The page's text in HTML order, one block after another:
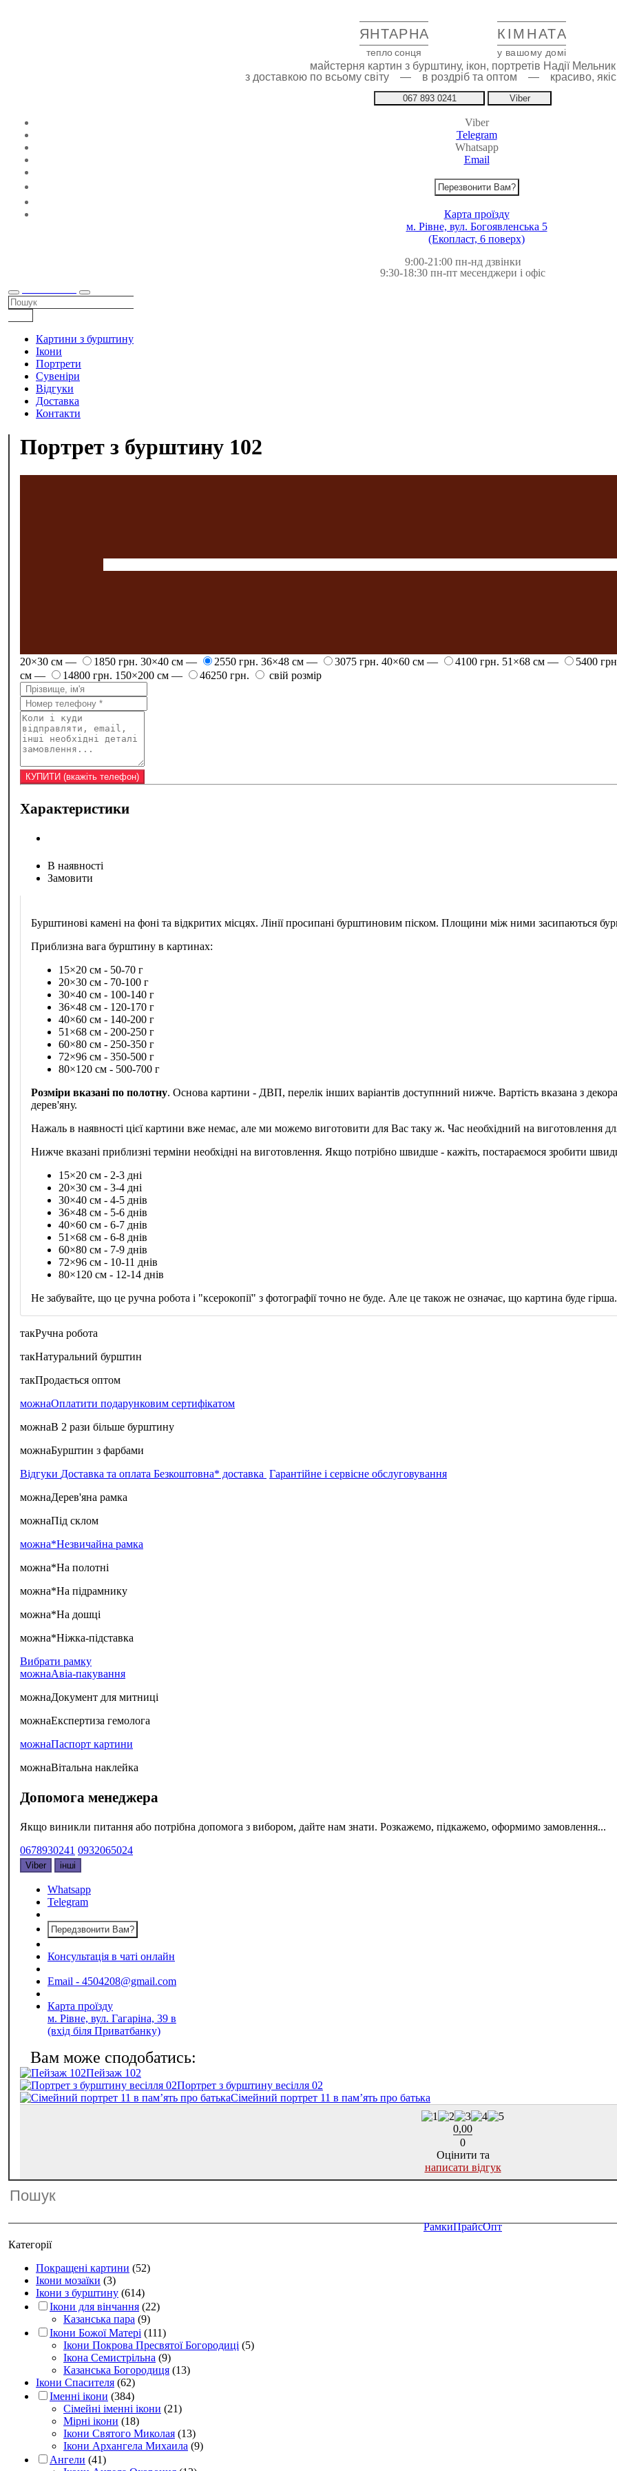
ЯНТАРНА КІМНАТА
тепло сонця у вашому домі
майстерня картин з бурштину, ікон, портретів Надії Мельник
з доставкою по всьому світу — в роздріб та оптом — красиво,
067 893 0241 Viber
Viber
Telegram
Whatsapp
Email
Перезвонити Вам?
Карта проїзду
м. Рівне, вул. Богоявленська 5
(Екопласт, 6 поверх)
9:00-21:00 пн-нд дзвінки
9:30-18:30 пн-пт месенджери і офіс
Картини з бурштину
Ікони
Портрети
Сувеніри
Відгуки
Доставка
Контакти
Портрет з бурштину 102
20×30 см — 1850 грн. 30×40 см — 2550 грн. 36×48 см — 3075 грн. 40×60 см — 4100 грн. 51×68 см —
5400
см —
14800 грн. 150×200 см — 46250 грн. свій розмір
Характеристики
В наявності
Замовити
Бурштинові камені на фоні та відкритих місцях. Лінії просипані бурштиновим піском. Площини між ними засипаються
Приблизна вага бурштину в картинах:
15×20 см - 50-70 г
20×30 см - 70-100 г
30×40 см - 100-140 г
36×48 см - 120-170 г
40×60 см - 140-200 г
51×68 см - 200-250 г
60×80 см - 250-350 г
72×96 см - 350-500 г
80×120 см - 500-700 г
Розміри вказані по полотну. Основа картини - ДВП, перелік інших варіантів доступнний нижче. Вартість вказана з
дерев'яну.
Нажаль в наявності цієї картини вже немає, але ми можемо виготовити для Вас таку ж. Час необхідний на виготовлення
Нижче вказані приблизні терміни необхідні на виготовлення. Якщо потрібно швидше - кажіть, постараємося зробити
15×20 см - 2-3 дні
20×30 см - 3-4 дні
30×40 см - 4-5 днів
36×48 см - 5-6 днів
40×60 см - 6-7 днів
51×68 см - 6-8 днів
60×80 см - 7-9 днів
72×96 см - 10-11 днів
80×120 см - 12-14 днів
Не забувайте, що це ручна робота і "ксерокопії" з фотографії точно не буде. Але це також не означає, що картина буде
такРучна робота
такНатуральний бурштин
такПродається оптом
можнаОплатити подарунковим сертифікатом
можнаВ 2 рази більше бурштину
можнаБурштин з фарбами
Відгуки Доставка та оплата Безкоштовна* доставка Гарантійне і сервісне обслуговування
можнаДерев'яна рамка
можнаПід склом
можна*Незвичайна рамка
можна*На полотні
можна*На підрамнику
можна*На дошці
можна*Ніжка-підставка
Вибрати рамку
можнаАвіа-пакування
можнаДокумент для митниці
можнаЕкспертиза гемолога
можнаПаспорт картини
можнаВітальна наклейка
Допомога менеджера
Якщо виникли питання або потрібна допомога з вибором, дайте нам знати. Розкажемо, підкажемо, оформимо замовлення...
0678930241 0932065024
Viber інші
Whatsapp
Telegram
Передзвонити Вам?
Консультація в чаті онлайн
Email - 4504208@gmail.com
Карта проїзду
м. Рівне, вул. Гагаріна, 39 в
(вхід біля Приватбанку)
Пейзаж 102
Портрет з бурштину весілля 02
Сімейний портрет 11 в пам’ять про батька
0,00
0
Оцінити та
написати відгук
РамкиПрайсОпт
Категорії
Покращені картини (52)
Ікони мозаїки (3)
Ікони з бурштину (614)
Ікони для вінчання (22)
Казанська пара (9)
Ікони Божої Матері (111)
Ікони Покрова Пресвятої Богородиці (5)
Ікона Семистрільна (9)
Казанська Богородиця (13)
Ікони Спасителя (62)
Іменні ікони (384)
Сімейні іменні ікони (21)
Мірні ікони (18)
Ікони Святого Миколая (13)
Ікони Архангела Михаила (9)
Ангели (41)